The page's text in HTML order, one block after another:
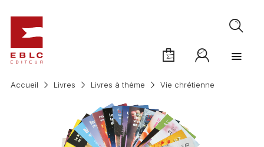
Accueil Livres Livres à thème Vie chrétienne